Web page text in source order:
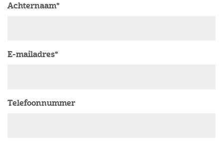
Achternaam*
E-mailadres*
Telefoonnummer